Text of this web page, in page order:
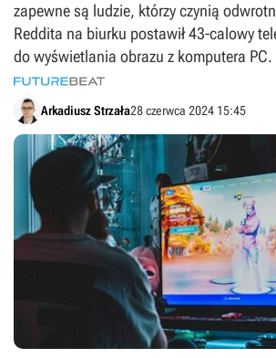
zapewne są ludzie, którzy czynią
Reddita na biurku postawił 43-calowy
do wyświetlania obrazu z komputera PC.
Arkadiusz Strzała28 czerwca 2024 15:45